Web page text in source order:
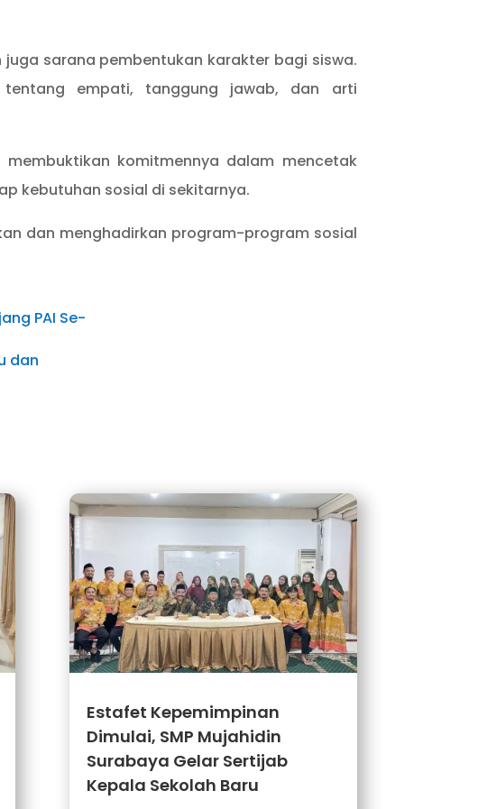
sarana pembentukan karakter bagi siswa.
tentang empati, tanggung jawab, dan arti
membuktikan komitmennya dalam mencetak
kebutuhan sosial di sekitarnya.
dan menghadirkan program-program sosial
PAI Se-
dan
Estafet Kepemimpinan
Dimulai, SMP Mujahidin
Surabaya Gelar Sertijab
Kepala Sekolah Baru